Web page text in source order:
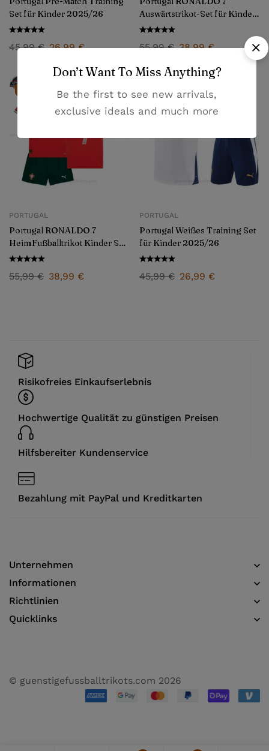
Set für Kinder 2025/26
45,99€ 26,99€
Auswärtstrikot-Set für Kinder
2025/26
55,99€ 38,99€
PORTUGAL
Portugal RONALDO 7
HeimFußballtrikot Kinder Set
2025/26
55,99€ 38,99 €
PORTUGAL
Portugal Weißes Training Set
für Kinder 2025/26
45,99€ 26,99 €
Risikofreies Einkaufserlebnis
Hochwertige Qualität zu günstigen Preisen
Hilfsbereiter Kundenservice
Bezahlung mit PayPal und Kreditkarten
Unternehmen
Informationen​
Richtlinien
Quicklinks
© guenstigefussballtrikots.com 2026
Don’t Want To Miss Anything?
Be the first to see new arrivals,
exclusive ideals and much more